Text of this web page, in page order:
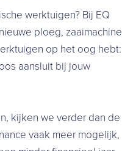
werktuigen? Bij EQ
ploeg,
op het oog hebt:
aansluit bij jouw
kijken we verder dan de
vaak meer mogelijk,